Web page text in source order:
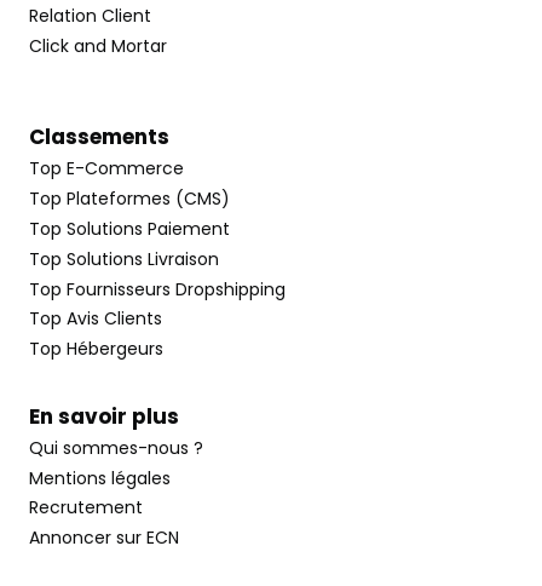
Relation Client
Click and Mortar
Classements
Top E-Commerce
Top Plateformes (CMS)
Top Solutions Paiement
Top Solutions Livraison
Top Fournisseurs Dropshipping
Top Avis Clients
Top Hébergeurs
En savoir plus
Qui sommes-nous ?
Mentions légales
Recrutement
Annoncer sur ECN